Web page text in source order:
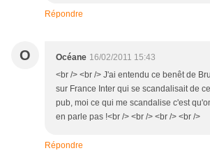
Répondre
O Océane 16/02/2011 15:43
<br /> <br /> J'ai entendu ce benêt de
sur France Inter qui se scandalisait de
pub, moi ce qui me scandalise c'est
en parle pas !<br /> <br /> <br /> <br />
Répondre